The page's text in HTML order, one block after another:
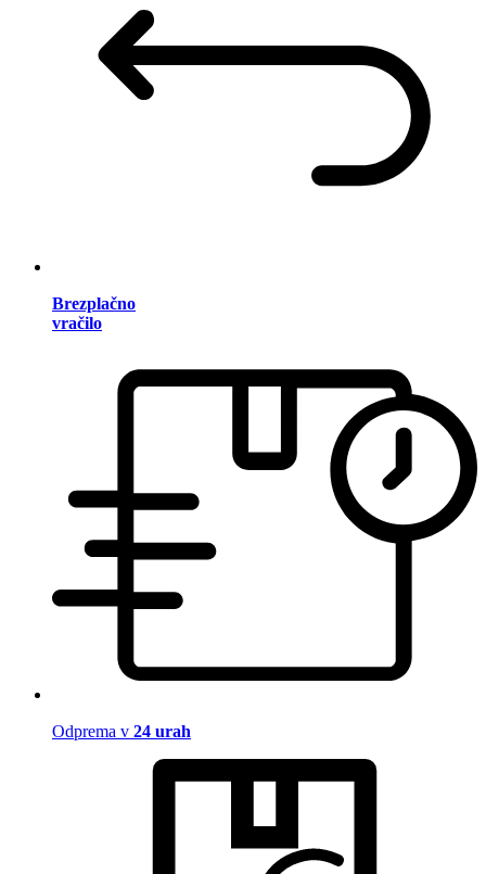
Brezplačno
vračilo
Odprema v 24 urah